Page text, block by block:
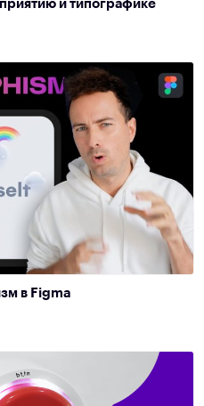
и типографике
в Figma